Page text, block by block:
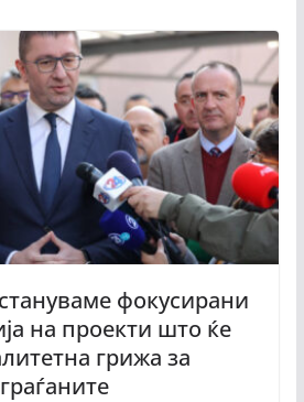
фокусирани
на проекти што ќе
грижа за